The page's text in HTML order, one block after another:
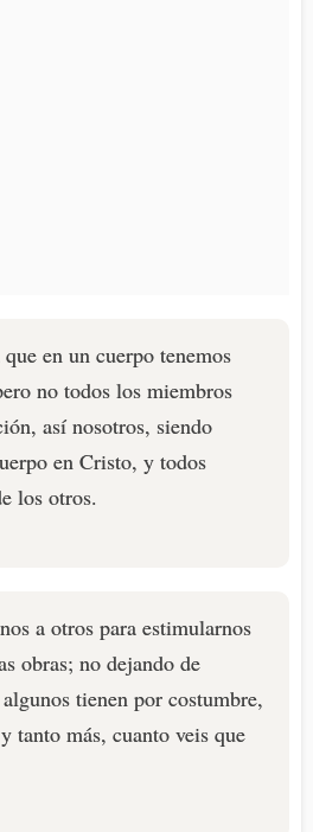
en un cuerpo tenemos
no todos los miembros
así nosotros, siendo
en Cristo, y todos
los otros.
a otros para estimularnos
obras; no dejando de
tienen por costumbre,
tanto más, cuanto veis que